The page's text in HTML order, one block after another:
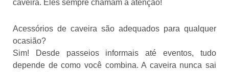
caveira. Eles sempre chamam a atenção!
Acessórios de caveira são adequados para qualquer
ocasião?
Sim! Desde passeios informais até eventos, tudo
depende de como você combina. A caveira nunca sai